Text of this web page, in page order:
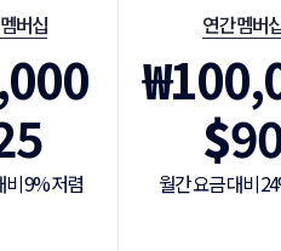
버십
9% 저렴
연간 멤버
₩
$
월간 요금 대비